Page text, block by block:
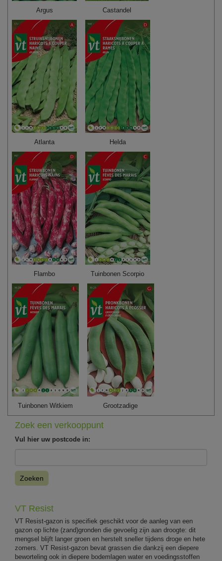
Argus Castandel
Atlanta Helda
Flambo Tuinbonen Scorpio
Tuinbonen Witkiem Grootzadige
Zoek een verkooppunt
Vul hier uw postcode in:
Zoeken
VT Resist
VT Resist-gazon is specifiek geschikt voor de aanleg van een
gazon op lichte (zand)gronden die gevoelig zijn aan droogte: dit
mengsel blijft langer groen en herstelt sneller tijdens droge en hete
zomers. VT Resist-gazon bevat grassen die dankzij een diepere
beworteling ook in diepere bodemlagen water en voedingsstoffen